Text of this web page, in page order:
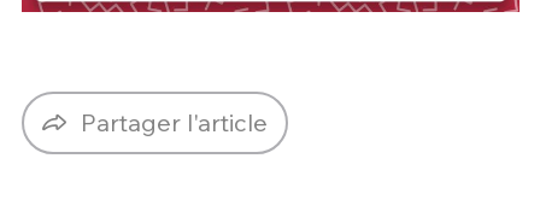
Partager l'article